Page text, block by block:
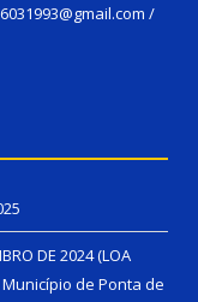
/
DE 2024 (LOA
de Ponta de